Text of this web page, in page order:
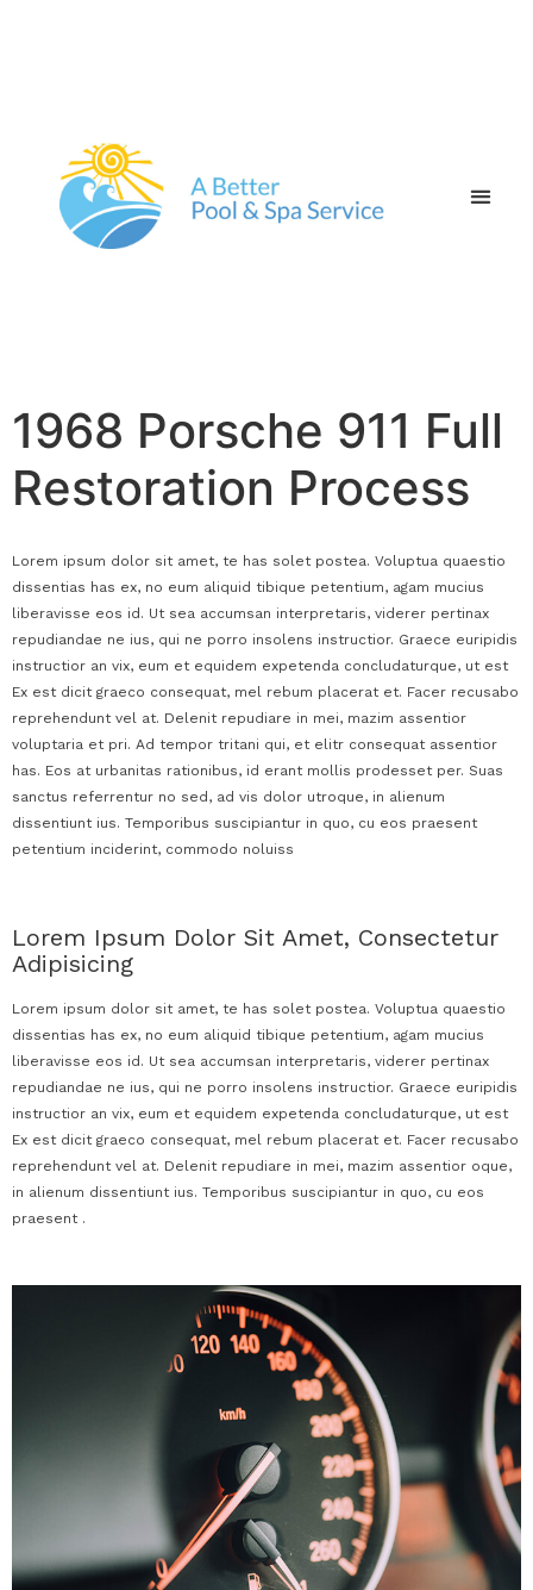
1968 Porsche 911 Full
Restoration Process
Lorem ipsum dolor sit amet, te has solet postea. Voluptua quaestio
dissentias has ex, no eum aliquid tibique petentium, agam mucius
liberavisse eos id. Ut sea accumsan interpretaris, viderer pertinax
repudiandae ne ius, qui ne porro insolens instructior. Graece euripidis
instructior an vix, eum et equidem expetenda concludaturque, ut est
Ex est dicit graeco consequat, mel rebum placerat et. Facer recusabo
reprehendunt vel at. Delenit repudiare in mei, mazim assentior
voluptaria et pri. Ad tempor tritani qui, et elitr consequat assentior
has. Eos at urbanitas rationibus, id erant mollis prodesset per. Suas
sanctus referrentur no sed, ad vis dolor utroque, in alienum
dissentiunt ius. Temporibus suscipiantur in quo, cu eos praesent
petentium inciderint, commodo noluiss
Lorem Ipsum Dolor Sit Amet, Consectetur
Adipisicing
Lorem ipsum dolor sit amet, te has solet postea. Voluptua quaestio
dissentias has ex, no eum aliquid tibique petentium, agam mucius
liberavisse eos id. Ut sea accumsan interpretaris, viderer pertinax
repudiandae ne ius, qui ne porro insolens instructior. Graece euripidis
instructior an vix, eum et equidem expetenda concludaturque, ut est
Ex est dicit graeco consequat, mel rebum placerat et. Facer recusabo
reprehendunt vel at. Delenit repudiare in mei, mazim assentior oque,
in alienum dissentiunt ius. Temporibus suscipiantur in quo, cu eos
praesent .